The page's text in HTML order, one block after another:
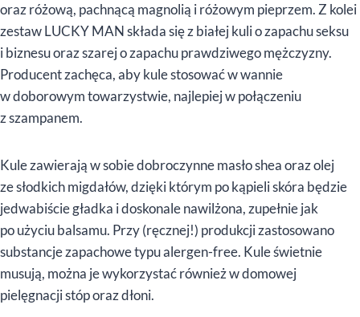
oraz różową, pachnącą magnolią i różowym pieprzem. Z kolei
zestaw LUCKY MAN składa się z białej kuli o zapachu seksu
i biznesu oraz szarej o zapachu prawdziwego mężczyzny.
Producent zachęca, aby kule stosować w wannie
w doborowym towarzystwie, najlepiej w połączeniu
z szampanem.
Kule zawierają w sobie dobroczynne masło shea oraz olej
ze słodkich migdałów, dzięki którym po kąpieli skóra będzie
jedwabiście gładka i doskonale nawilżona, zupełnie jak
po użyciu balsamu. Przy (ręcznej!) produkcji zastosowano
substancje zapachowe typu alergen-free. Kule świetnie
musują, można je wykorzystać również w domowej
pielęgnacji stóp oraz dłoni.